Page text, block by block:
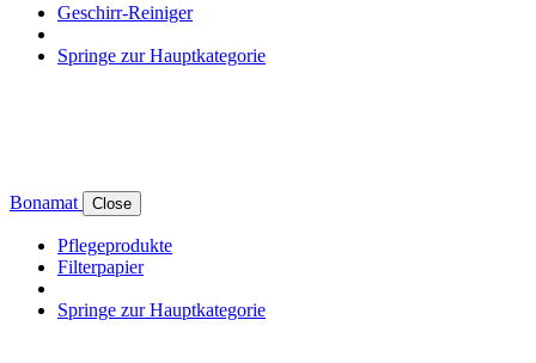
Geschirr-Reiniger
Springe zur Hauptkategorie
Bonamat Close
Pflegeprodukte
Filterpapier
Springe zur Hauptkategorie